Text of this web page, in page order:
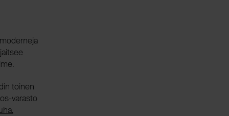
toinen
varasto